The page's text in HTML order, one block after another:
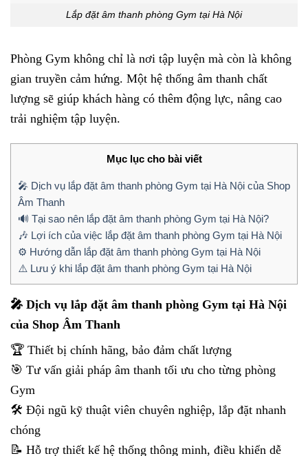
Lắp đặt âm thanh phòng Gym tại Hà Nội
Phòng Gym không chỉ là nơi tập luyện mà còn là không
gian truyền cảm hứng. Một hệ thống âm thanh chất
lượng sẽ giúp khách hàng có thêm động lực, nâng cao
trải nghiệm tập luyện.
Mục lục cho bài viết
🎤 Dịch vụ lắp đặt âm thanh phòng Gym tại Hà Nội của Shop
Âm Thanh
🔊 Tại sao nên lắp đặt âm thanh phòng Gym tại Hà Nội?
🎶 Lợi ích của việc lắp đặt âm thanh phòng Gym tại Hà Nội
⚙️ Hướng dẫn lắp đặt âm thanh phòng Gym tại Hà Nội
⚠️ Lưu ý khi lắp đặt âm thanh phòng Gym tại Hà Nội
🎤 Dịch vụ lắp đặt âm thanh phòng Gym tại Hà Nội
của Shop Âm Thanh
🏆 Thiết bị chính hãng, bảo đảm chất lượng
🎯 Tư vấn giải pháp âm thanh tối ưu cho từng phòng
Gym
🛠️ Đội ngũ kỹ thuật viên chuyên nghiệp, lắp đặt nhanh
chóng
📝 Hỗ trợ thiết kế hệ thống thông minh, điều khiển dễ